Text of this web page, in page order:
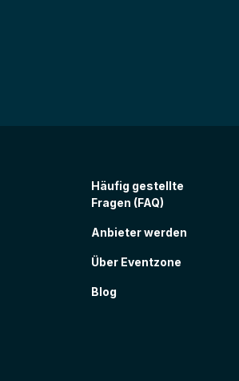
Häufig gestellte
Fragen (FAQ)
Anbieter werden
Über Eventzone
Blog